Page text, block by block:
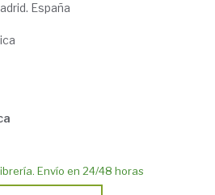
España
Envío en 24/48 horas